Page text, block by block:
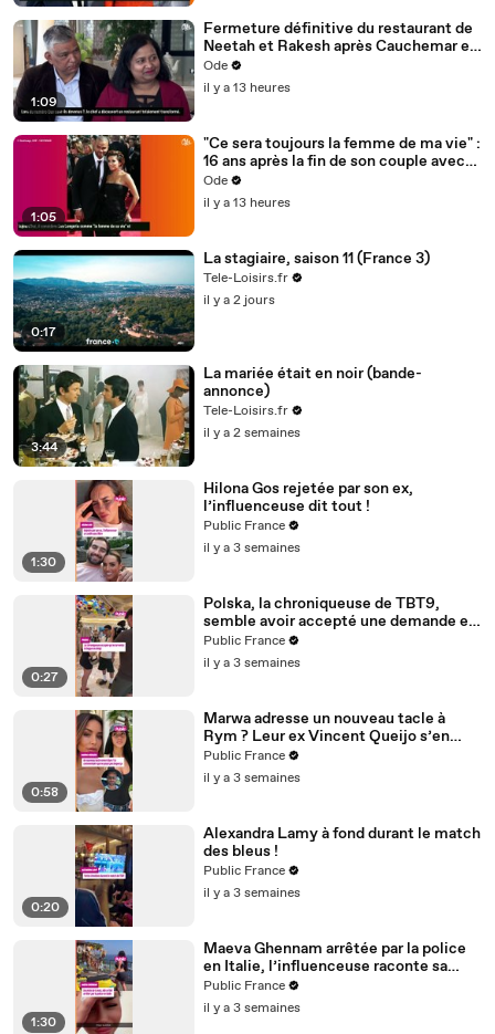
1:09
Fermeture définitive du restaurant de
Neetah et Rakesh après Cauchemar en
cuisine, Philippe Etchebest pensait les
avoir sauvés
Ode
il y a 13 heures
1:05
"Ce sera toujours la femme de ma vie" :
16 ans après la fin de son couple avec
Eva Longoria, Tony Parker est
catégorique
Ode
il y a 13 heures
0:17
La stagiaire, saison 11 (France 3)
Tele-Loisirs.fr
il y a 2 jours
3:44
La mariée était en noir (bande-
annonce)
Tele-Loisirs.fr
il y a 2 semaines
1:30
Hilona Gos rejetée par son ex,
l’influenceuse dit tout !
Public France
il y a 3 semaines
0:27
Polska, la chroniqueuse de TBT9,
semble avoir accepté une demande en
mariage de son ami créateur de
contenu Anis
Public France
il y a 3 semaines
0:58
Marwa adresse un nouveau tacle à
Rym ? Leur ex Vincent Queijo s’en
mêle !
Public France
il y a 3 semaines
0:20
Alexandra Lamy à fond durant le match
des bleus !
Public France
il y a 3 semaines
1:30
Maeva Ghennam arrêtée par la police
en Italie, l’influenceuse raconte sa
mésaventure
Public France
il y a 3 semaines